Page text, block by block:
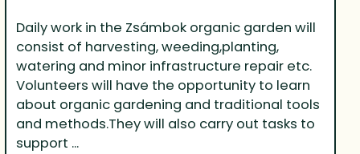
Daily work in the Zsámbok organic garden will
consist of harvesting, weeding,planting,
watering and minor infrastructure repair etc.
Volunteers will have the opportunity to learn
about organic gardening and traditional tools
and methods.They will also carry out tasks to
support ...